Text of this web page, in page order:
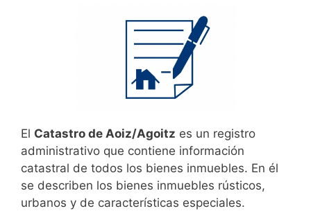
El Catastro de Aoiz/Agoitz es un registro
administrativo que contiene información
catastral de todos los bienes inmuebles. En él
se describen los bienes inmuebles rústicos,
urbanos y de características especiales.